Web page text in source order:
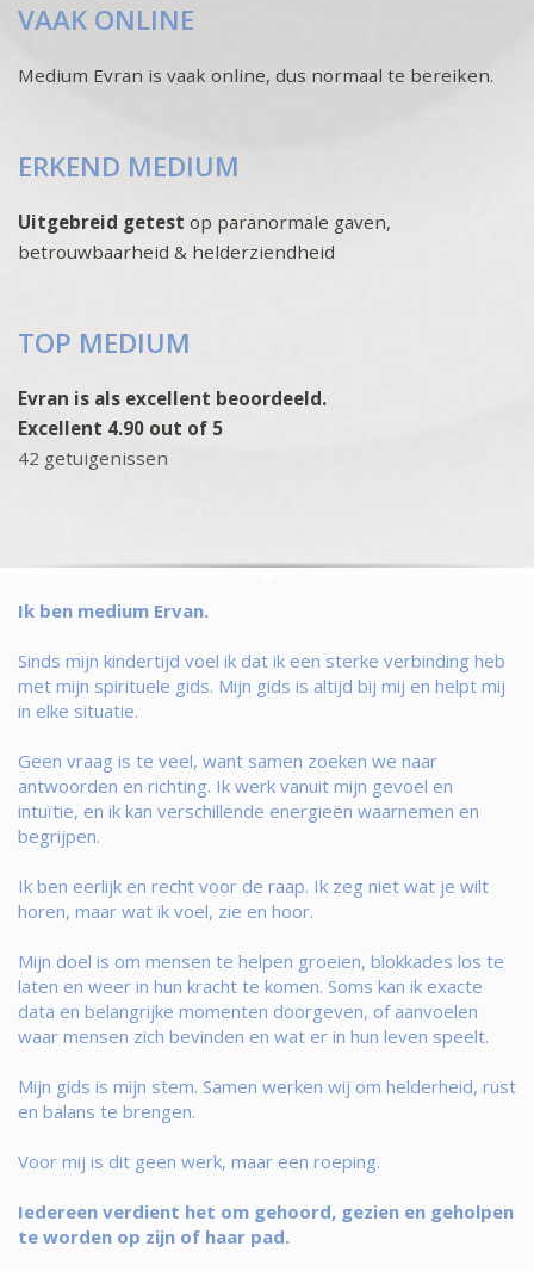
VAAK ONLINE
Medium Evran is vaak online, dus normaal te bereiken.
ERKEND MEDIUM
Uitgebreid getest op paranormale gaven,
betrouwbaarheid & helderziendheid
TOP MEDIUM
Evran is als excellent beoordeeld.
Excellent 4.90 out of 5
42 getuigenissen
Ik ben medium Ervan.
Sinds mijn kindertijd voel ik dat ik een sterke verbinding heb
met mijn spirituele gids. Mijn gids is altijd bij mij en helpt mij
in elke situatie.
Geen vraag is te veel, want samen zoeken we naar
antwoorden en richting. Ik werk vanuit mijn gevoel en
intuïtie, en ik kan verschillende energieën waarnemen en
begrijpen.
Ik ben eerlijk en recht voor de raap. Ik zeg niet wat je wilt
horen, maar wat ik voel, zie en hoor.
Mijn doel is om mensen te helpen groeien, blokkades los te
laten en weer in hun kracht te komen. Soms kan ik exacte
data en belangrijke momenten doorgeven, of aanvoelen
waar mensen zich bevinden en wat er in hun leven speelt.
Mijn gids is mijn stem. Samen werken wij om helderheid, rust
en balans te brengen.
Voor mij is dit geen werk, maar een roeping.
Iedereen verdient het om gehoord, gezien en geholpen
te worden op zijn of haar pad.